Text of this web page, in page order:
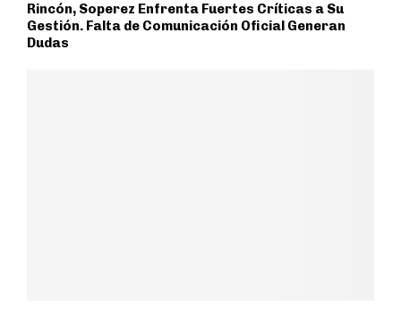
Rincón, Soperez Enfrenta Fuertes Críticas a Su
Gestión. Falta de Comunicación Oficial Generan
Dudas